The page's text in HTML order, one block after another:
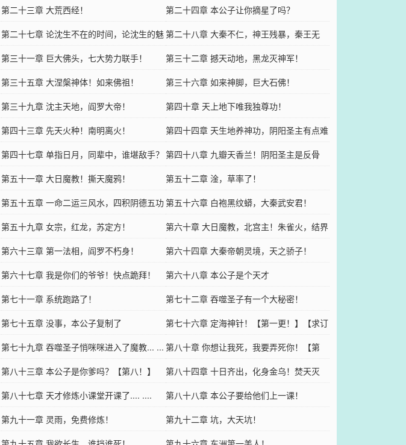
第二十三章 大荒西经！
第二十四章 本公子让你摘星了吗？
第二十七章 论沈生不在的时间，论沈生的魅
力... ...
第二十八章 大秦不仁，神王残暴，秦王无
道，共伐之！
第三十一章 巨大佛头，七大势力联手！
第三十二章 撼天动地，黑龙灭神军！
第三十五章 大涅槃神体！如来佛祖！
第三十六章 如来神脚，巨大石佛！
第三十九章 沈主天地，阎罗大帝！
第四十章 天上地下唯我独尊功！
第四十三章 先天火种！南明离火！
第四十四章 天生地养神功，阴阳圣主有点难
带！
第四十七章 单指日月，同辈中，谁堪敌手？
兰家第一妖孽！
第四十八章 九瓣天香兰！阴阳圣主是反骨
仔？
第五十一章 大日魔教！撕天魔鸦！
第五十二章 淦，草率了！
第五十五章 一命二运三风水，四积阴德五功
名！
第五十六章 白袍黑纹蟒，大秦武安君！
第五十九章 女宗，红龙，苏定方！
第六十章 大日魔教，北宫主！朱雀火，结界
变化！
第六十三章 第一法相，阎罗不朽身！
第六十四章 大秦帝朝灵境，天之骄子！
第六十七章 我是你们的爷爷！快点跪拜！
第六十八章 本公子是个天才
第七十一章 系统跑路了！
第七十二章 吞噬圣子有一个大秘密！
第七十五章 没事，本公子复制了
第七十六章 定海神针！【第一更！】【求订
阅啊！】
第七十九章 吞噬圣子悄咪咪进入了魔教... ...
【第四！】
第八十章 你想让我死，我要弄死你！【第
五！】
第八十三章 本公子是你爹吗？【第八！】
第八十四章 十日齐出，化身金乌！焚天灭
地！【第九！】
第八十七章 天才修炼小课堂开课了.... ....
第八十八章 本公子要给他们上一课！
第九十一章 灵雨，免费修炼！
第九十二章 坑，大天坑！